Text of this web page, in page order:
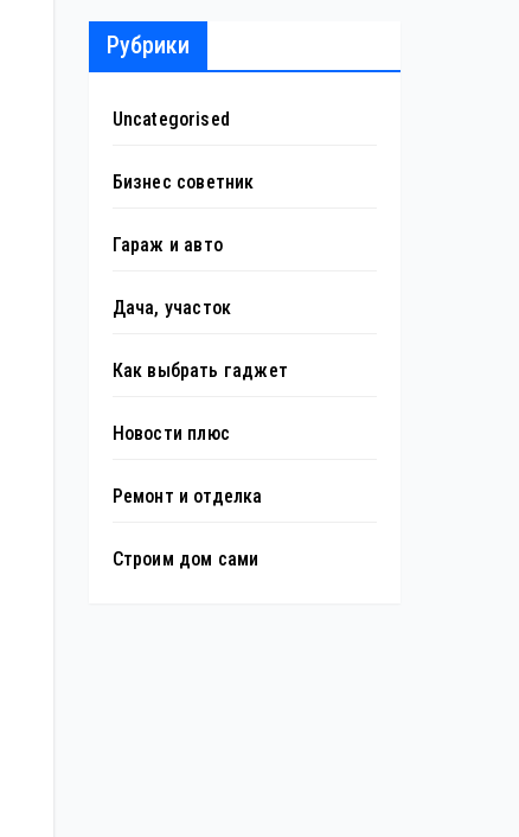
Рубрики
Uncategorised
Бизнес советник
Гараж и авто
Дача, участок
Как выбрать гаджет
Новости плюс
Ремонт и отделка
Строим дом сами